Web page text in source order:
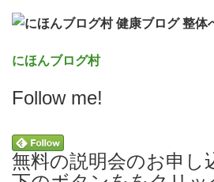
にほんブログ村
Follow me!
無料の説明会のお申